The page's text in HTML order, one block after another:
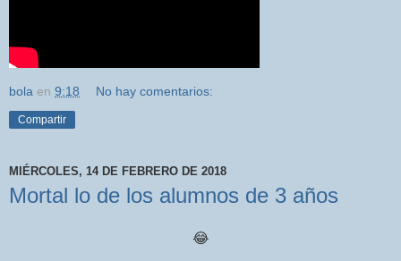
bola en 9:18 No hay comentarios:
Compartir
MIÉRCOLES, 14 DE FEBRERO DE 2018
Mortal lo de los alumnos de 3 años
😂